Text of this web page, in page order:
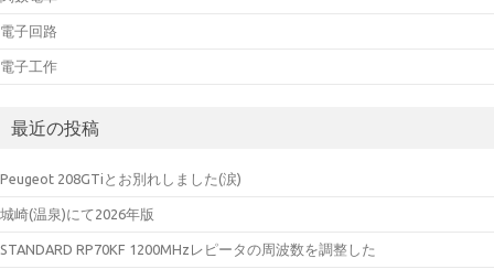
電子回路
電子工作
最近の投稿
Peugeot 208GTiとお別れしました(涙)
城崎(温泉)にて2026年版
STANDARD RP70KF 1200MHzレピータの周波数を調整した